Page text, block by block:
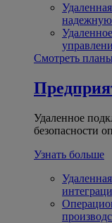
Смотреть
Удаленное
безопасности
Узнать больше